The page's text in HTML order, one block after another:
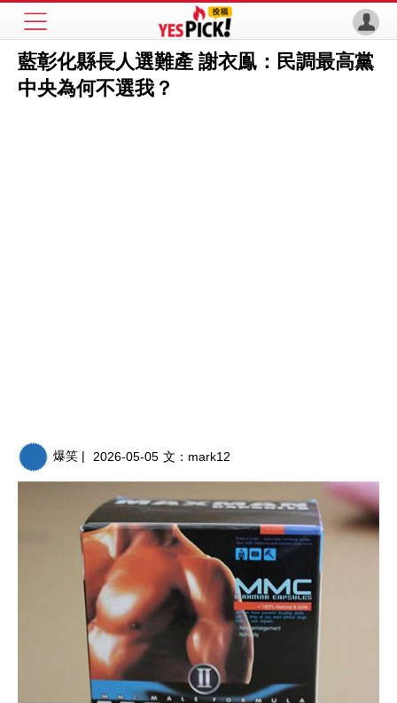
藍彰化縣長人選難產 謝衣鳯：民調最高黨
中央為何不選我？
爆笑 | 2026-05-05 文： mark12